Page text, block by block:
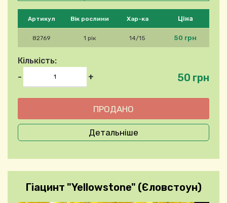
Будь ласка, виберіть продукт
Артикул Вік рослини Хар-ка Ціна
82769 1 рік 14/15 50 грн
Кількість:
-
+ 50 грн
Детальніше
Гіацинт "Yellowstone" (Єловстоун)